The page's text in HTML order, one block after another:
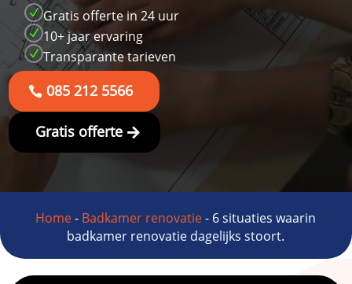
N Gratis offerte in 24 uur
N 10+ jaar ervaring
N Transparante tarieven
085 212 5566
Gratis offerte
Home- Badkamer renovatie- 6 situaties waarin
badkamer renovatie dagelijks stoort.